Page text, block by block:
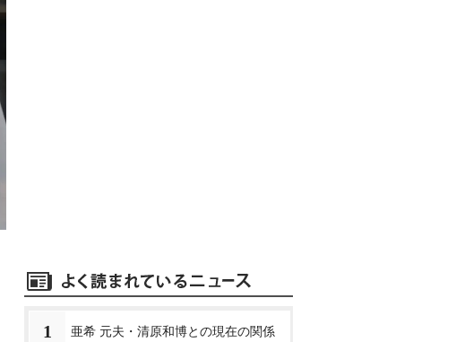
1 亜希 元夫・清原和博との現在の関係